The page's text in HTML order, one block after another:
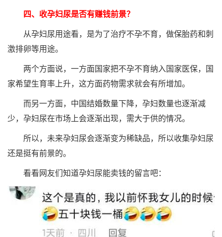
四、收孕妇尿是否有赚钱前景？
从孕妇尿用途看，是为了治疗不孕不育，做保胎药和刺
激排卵等用途。
两个方面说，一方面国家把不孕不育纳入国家医保，国
家希望生育率上升，这方面药物需求就会有所增加。
而另一方面，中国结婚数量下降，孕妇数量也逐渐减
少，孕妇尿在市场上会逐渐出现，需大于供的情况。
所以，未来孕妇尿会逐渐变为稀缺品，所以收集孕妇尿
还是挺有前景的。
看看网友们知道孕妇尿能卖钱的留言吧：